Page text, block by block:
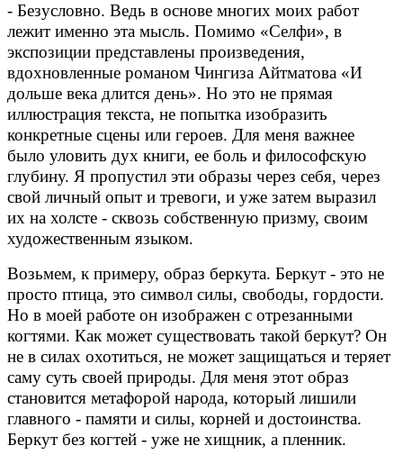
- Безусловно. Ведь в основе многих моих работ
лежит именно эта мысль. Помимо «Селфи», в
экспозиции представлены произведения,
вдохновленные романом Чингиза Айтматова «И
дольше века длится день». Но это не прямая
иллюстрация текста, не попытка изобразить
конкретные сцены или героев. Для меня важнее
было уловить дух книги, ее боль и философскую
глубину. Я пропустил эти образы через себя, через
свой личный опыт и тревоги, и уже затем выразил
их на холсте - сквозь собственную призму, своим
художественным языком.
Возьмем, к примеру, образ беркута. Беркут - это не
просто птица, это символ силы, свободы, гордости.
Но в моей работе он изображен с отрезанными
когтями. Как может существовать такой беркут? Он
не в силах охотиться, не может защищаться и теряет
саму суть своей природы. Для меня этот образ
становится метафорой народа, который лишили
главного - памяти и силы, корней и достоинства.
Беркут без когтей - уже не хищник, а пленник.